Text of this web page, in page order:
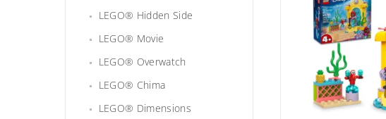
LEGO® Hidden Side
LEGO® Movie
LEGO® Overwatch
LEGO® Chima
LEGO® Dimensions